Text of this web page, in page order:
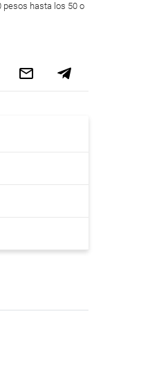
pesos hasta los 50 o